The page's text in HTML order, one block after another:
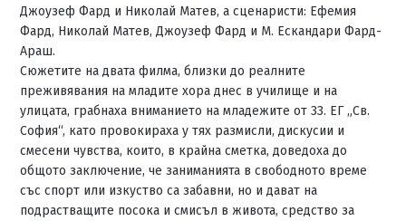
Джоузеф Фард и Николай Матев, а сценаристи: Ефемия
Фард, Николай Матев, Джоузеф Фард и М. Ескандари Фард-
Араш.
Сюжетите на двата филма, близки до реалните
преживявания на младите хора днес в училище и на
улицата, грабнаха вниманието на младежите от 33. ЕГ „Св.
София“, като провокираха у тях размисли, дискусии и
смесени чувства, които, в крайна сметка, доведоха до
общото заключение, че заниманията в свободното време
със спорт или изкуство са забавни, но и дават на
подрастващите посока и смисъл в живота, средство за